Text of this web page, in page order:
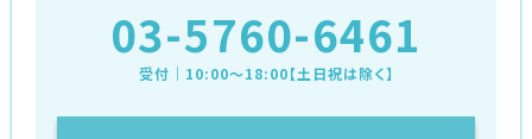
03-5760-6461
受付｜10:00〜18:00【土日祝は除く】